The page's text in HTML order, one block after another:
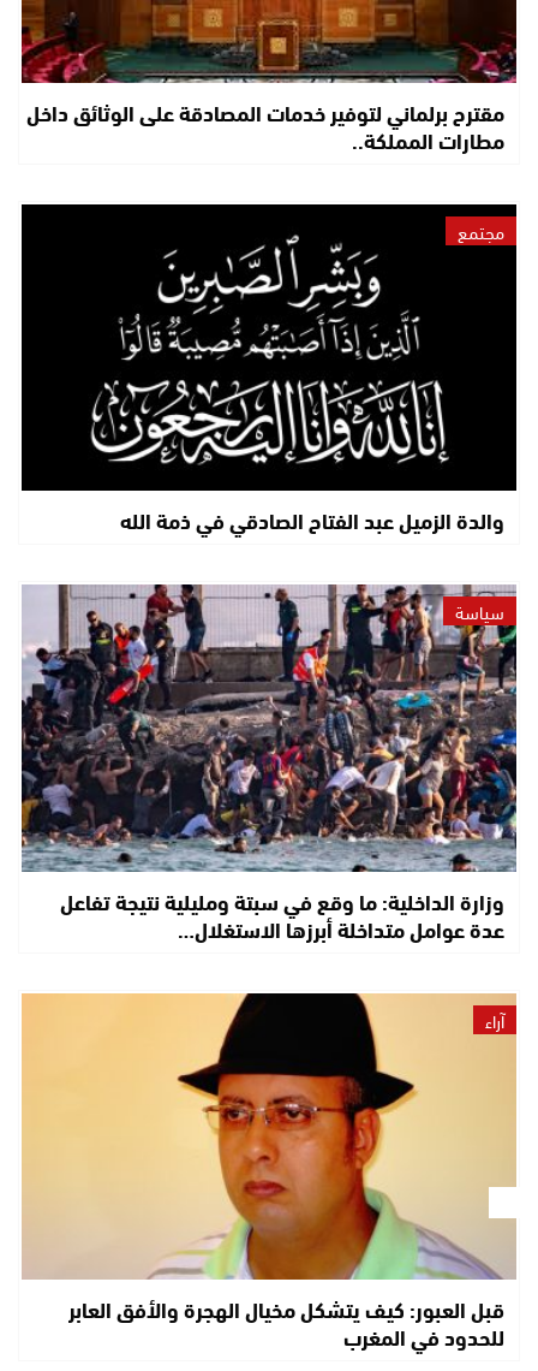
مقترح برلماني لتوفير خدمات المصادقة على الوثائق داخل
مطارات المملكة..
مجتمع
والدة الزميل عبد الفتاح الصادقي في ذمة الله
سياسة
وزارة الداخلية: ما وقع في سبتة ومليلية نتيجة تفاعل
عدة عوامل متداخلة أبرزها الاستغلال…
آراء
قبل العبور: كيف يتشكل مخيال الهجرة والأفق العابر
للحدود في المغرب